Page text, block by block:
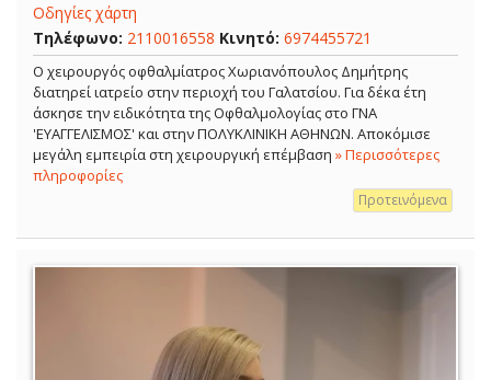
Οδηγίες χάρτη
Τηλέφωνο: 2110016558 Κινητό: 6974455721
Ο χειρουργός οφθαλμίατρος Χωριανόπουλος Δημήτρης
διατηρεί ιατρείο στην περιοχή του Γαλατσίου. Για δέκα έτη
άσκησε την ειδικότητα της Οφθαλμολογίας στο ΓΝΑ
'ΕΥΑΓΓΕΛΙΣΜΟΣ' και στην ΠΟΛΥΚΛΙΝΙΚΗ ΑΘΗΝΩΝ. Αποκόμισε
μεγάλη εμπειρία στη χειρουργική επέμβαση » Περισσότερες
πληροφορίες
Προτεινόμενα